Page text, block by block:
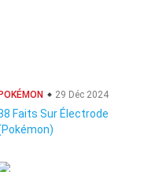
POKÉMON 29 Déc 2024
Faits Sur Électrode